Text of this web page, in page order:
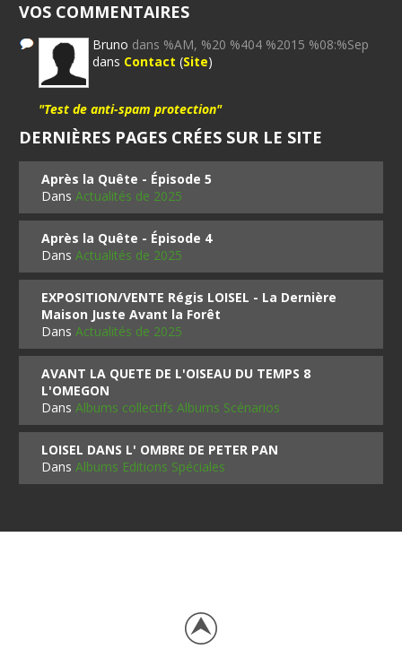
VOS COMMENTAIRES
Bruno dans %AM, %20 %404 %2015 %08:%Sep
dans Contact (Site)
"Test de anti-spam protection"
DERNIÈRES PAGES CRÉES SUR LE SITE
Après la Quête - Épisode 5
DansActualités de 2025
Après la Quête - Épisode 4
DansActualités de 2025
EXPOSITION/VENTE Régis LOISEL - La Dernière
Maison Juste Avant la Forêt
DansActualités de 2025
AVANT LA QUETE DE L'OISEAU DU TEMPS 8
L'OMEGON
DansAlbums collectifs Albums Scénarios
LOISEL DANS L' OMBRE DE PETER PAN
DansAlbums Editions Spéciales